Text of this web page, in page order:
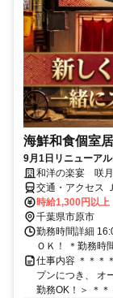
海鮮和食個室
9月1日リニューア
和洋の楽宴 咲
交通・アクセス
時給1,300円以上
千葉県市原市
勤務時間詳細
ＯＫ！ ＊勤務時
仕事内容 ＊＊＊
プンにつき、 オ
勤務OK！＞ ＊＊